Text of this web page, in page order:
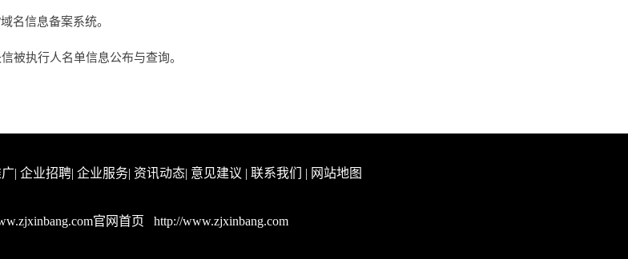
名信息备案系统。
被执行人名单信息公布与查询。
| 企业招聘| 企业服务| 资讯动态| 意见建议 | 联系我们 | 网站地图
官网首页 http://www.zjxinbang.com